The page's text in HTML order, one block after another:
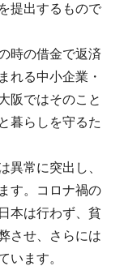
提出するもので
時の借金で返済
れる中小企業・
阪ではそのこと
暮らしを守るた
常に突出し、
す。コロナ禍の
本は行わず、貧
させ、さらには
います。